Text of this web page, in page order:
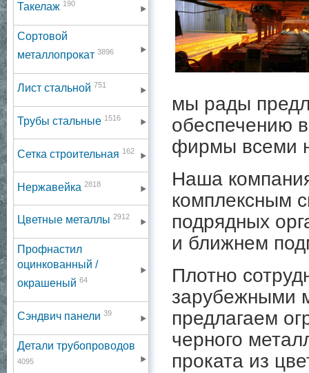
Такелаж 190
Сортовой
металлопрокат 3896
Лист стальной 751
Трубы стальные 1516
Сетка строительная 162
Нержавейка 2818
Цветные металлы 2912
Профнастил
оцинкованный /
окрашеный 64
Сэндвич панели 39
Детали трубопроводов
4095
мы рады
обеспечению
фирмы всеми
Наша
комплексным
подрядных
и ближнем
Плотно
зарубежными
предлагаем
черного
проката из